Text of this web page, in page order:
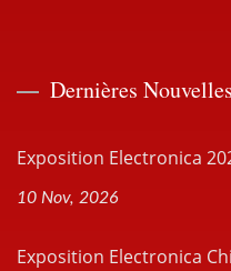
Dernières Nouvelles
Exposition Electronica
10 Nov, 2026
Exposition Electronica